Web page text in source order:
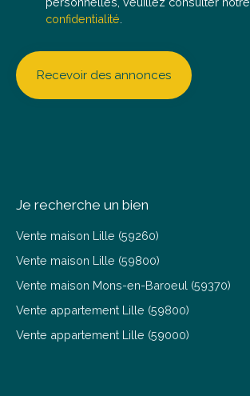
confidentialité
Recevoir des annonces
Je recherche un bien
Vente maison Lille (59260)
Vente maison Lille (59800)
Vente maison Mons-en-Baroeul (59370)
Vente appartement Lille (59800)
Vente appartement Lille (59000)